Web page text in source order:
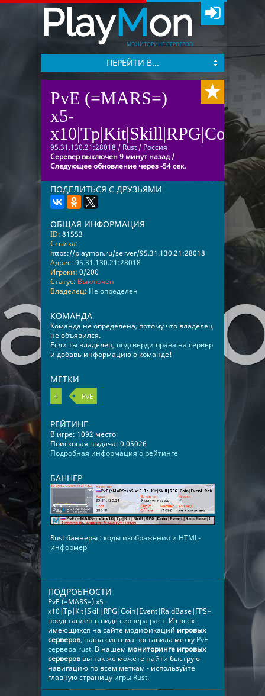
PlayMon
МОНИТОРИНГ СЕРВЕРОВ
ПЕРЕЙТИ В...
PvE (=MARS=)
x5-
95.31.130.21:28018 / Rust / Россия
Серевер выключен 9 минут назад /
Следующее обновление через -54 сек.
ПОДЕЛИТЬСЯ С ДРУЗЬЯМИ
ОБЩАЯ ИНФОРМАЦИЯ
ID: 81553
Ссылка:
https://playmon.ru/server/95.31.130.21:28018
Адрес: 95.31.130.21:28018
Игроки: 0/200
Статус: Выключен
Владелец: Не определён
КОМАНДА
Команда не определена, потому что владелец
не объявился.
Если ты владелец, подтверди права на сервер
и добавь информацию о команде!
МЕТКИ
+ PvE
РЕЙТИНГ
В игре: 1092 место
Поисковая выдача: 0.05026
Подробная информация о рейтинге
БАННЕР
Rust баннеры : коды изображения и HTML-
информер
ПОДРОБНОСТИ
PvE (=MARS=) x5-
x10|Tp|Kit|Skill|RPG|Coin|Event|RaidBase|FPS+
представлен в видесервера раст. Из всех
имеющихся на сайте модификаций игровых
серверов, наша система поставила метку PvE
сервера rust. В нашем мониторинге игровых
серверов вы так же можете найти быструю
навигацию по всем меткам - используйте
главную страницу игры Rust.